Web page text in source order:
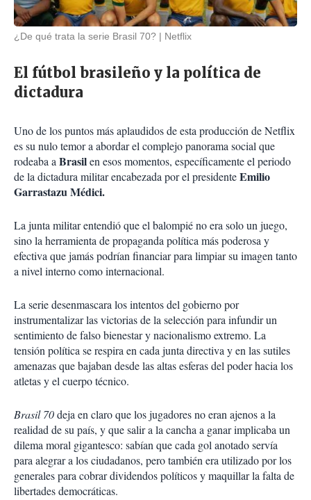
¿De qué trata la serie Brasil 70? Netflix
El fútbol brasileño y la política de
dictadura
Uno de los puntos más aplaudidos de esta producción de Netflix
es su nulo temor a abordar el complejo panorama social que
rodeaba aBrasilen esos momentos, específicamente el periodo
de la dictadura militar encabezada por el presidenteEmilio
Garrastazu Médici.
La junta militar entendió que el balompié no era solo un juego,
sino la herramienta de propaganda política más poderosa y
efectiva que jamás podrían financiar para limpiar su imagen tanto
a nivel interno como internacional.
La serie desenmascara los intentos del gobierno por
instrumentalizar las victorias de la selección para infundir un
sentimiento de falso bienestar y nacionalismo extremo. La
tensión política se respira en cada junta directiva y en las sutiles
amenazas que bajaban desde las altas esferas del poder hacia los
atletas y el cuerpo técnico.
Brasil 70deja en claro que los jugadores no eran ajenos a la
realidad de su país, y que salir a la cancha a ganar implicaba un
dilema moral gigantesco: sabían que cada gol anotado servía
para alegrar a los ciudadanos, pero también era utilizado por los
generales para cobrar dividendos políticos y maquillar la falta de
libertades democráticas.